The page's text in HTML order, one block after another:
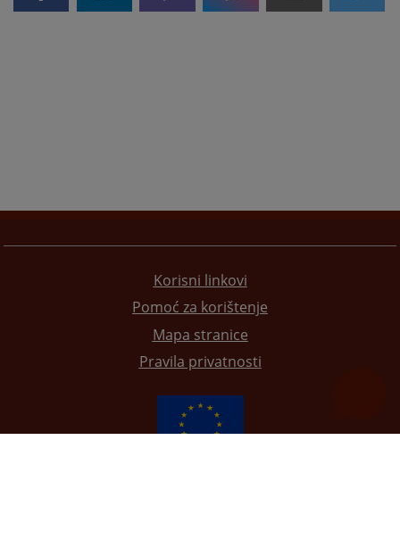
Korisni linkovi
Pomoć za korištenje
Mapa stranice
Pravila privatnosti